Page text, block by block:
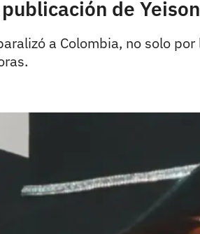
de
a Colombia, no solo